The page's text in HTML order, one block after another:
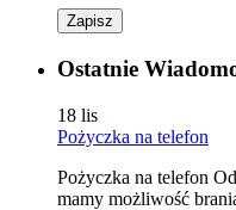
Zapisz
Ostatnie
18 lis
Pożyczka na telefon
Pożyczka na telefon
mamy możliwość